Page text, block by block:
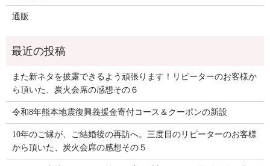
通販
また新ネタを披露できるよう頑張ります！リピーターのお客様か
ら頂いた、炭火会席の感想その６
令和8年熊本地震復興義援金寄付コース＆クーポンの新設
10年のご縁が、ご結婚後の再訪へ。三度目のリピーターのお客様
から頂いた、炭火会席の感想その５